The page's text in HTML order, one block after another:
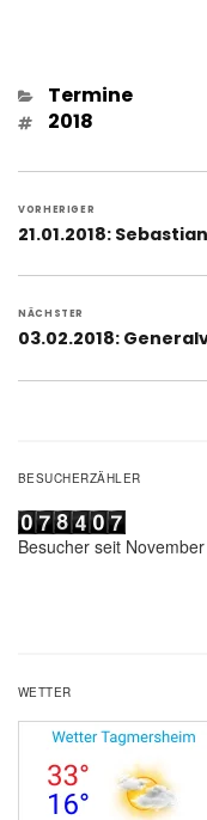
Kategorien
Termine
Schlagwörter
2018
VORHERIGER
Vorheriger
21.01.2018:
NÄCHSTER
Nächster
03.02.2018:
BESUCHERZÄHLER
Besucher seit
WETTER